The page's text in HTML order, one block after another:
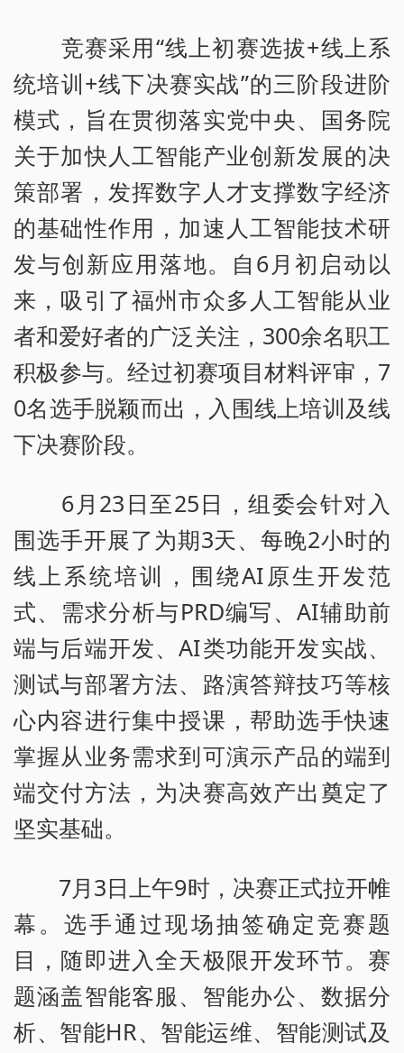
竞赛采用“线上初赛选拔+线上系
统培训+线下决赛实战”的三阶段进阶
模式，旨在贯彻落实党中央、国务院
关于加快人工智能产业创新发展的决
策部署，发挥数字人才支撑数字经济
的基础性作用，加速人工智能技术研
发与创新应用落地。自6月初启动以
来，吸引了福州市众多人工智能从业
者和爱好者的广泛关注，300余名职工
积极参与。经过初赛项目材料评审，7
0名选手脱颖而出，入围线上培训及线
下决赛阶段。
6月23日至25日，组委会针对入
围选手开展了为期3天、每晚2小时的
线上系统培训，围绕AI原生开发范
式、需求分析与PRD编写、AI辅助前
端与后端开发、AI类功能开发实战、
测试与部署方法、路演答辩技巧等核
心内容进行集中授课，帮助选手快速
掌握从业务需求到可演示产品的端到
端交付方法，为决赛高效产出奠定了
坚实基础。
7月3日上午9时，决赛正式拉开帷
幕。选手通过现场抽签确定竞赛题
目，随即进入全天极限开发环节。赛
题涵盖智能客服、智能办公、数据分
析、智能HR、智能运维、智能测试及